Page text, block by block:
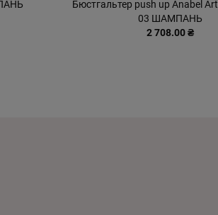
Бюстгальтер push up Anabel
03 ШАМПАНЬ
2 708.00 ₴